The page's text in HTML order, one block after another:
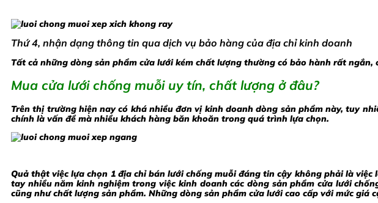
Thứ 4, nhận dạng thông tin qua dịch vụ bảo hàng của địa chỉ kinh doanh
Tất cả những dòng sản phẩm cửa lưới kém chất lượng thường có bảo hành rất
Mua cửa lưới chống muỗi uy tín, chất lượng ở đâu?
Trên thị trường hiện nay có khá nhiều đơn vị kinh doanh dòng sản phẩm này, tuy
chính là vấn đề mà nhiều khách hàng băn khoăn trong quá trình lựa chọn.
Quả thật việc lựa chọn 1 địa chỉ bán lưới chống muỗi đáng tin cậy không phải là
tay nhiều năm kinh nghiệm trong việc kinh doanh các dòng sản phẩm cửa lưới
cũng như chất lượng sản phẩm. Những dòng sản phẩm cửa lưới cao cấp với mức